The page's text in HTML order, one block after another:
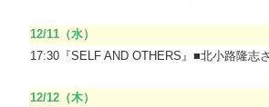
12/11（水）
17:30『SELF AND OTHERS』■北小路隆志
12/12（木）